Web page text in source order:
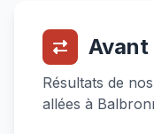
Avant
Résultats de
allées à